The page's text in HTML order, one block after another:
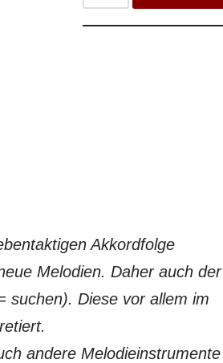
Akkordfolge
Melodien. Daher auch der
suchen). Diese vor allem im
andere Melodieinstrumente